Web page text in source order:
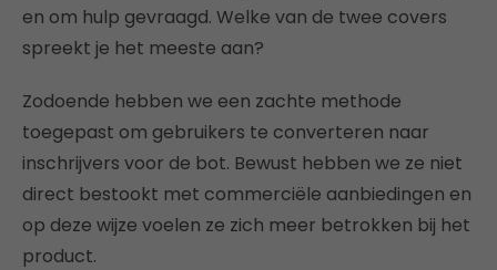
en om hulp gevraagd. Welke van de twee covers
spreekt je het meeste aan?
Zodoende hebben we een zachte methode
toegepast om gebruikers te converteren naar
inschrijvers voor de bot. Bewust hebben we ze niet
direct bestookt met commerciële aanbiedingen en
op deze wijze voelen ze zich meer betrokken bij het
product.